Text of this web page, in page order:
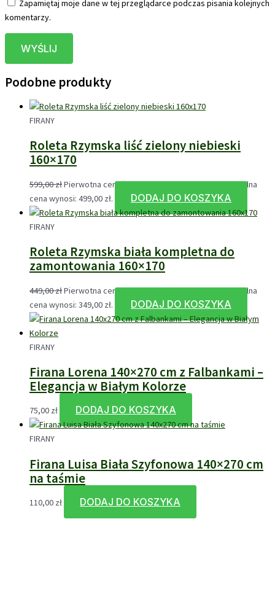
Zapamiętaj moje dane w tej przeglądarce podczas pisania kolejnych
komentarzy.
Podobne produkty
FIRANY
Roleta Rzymska liść zielony niebieski
160×170
599,00złPierwotna cena wynosiła: 599,00 zł.499,00złAktualna
cena wynosi: 499,00 zł.
DODAJ DO KOSZYKA
FIRANY
Roleta Rzymska biała kompletna do
zamontowania 160×170
449,00złPierwotna cena wynosiła: 449,00 zł.349,00złAktualna
cena wynosi: 349,00 zł.
DODAJ DO KOSZYKA
FIRANY
Firana Lorena 140×270 cm z Falbankami –
Elegancja w Białym Kolorze
75,00 zł DODAJ DO KOSZYKA
FIRANY
Firana Luisa Biała Szyfonowa 140×270 cm
na taśmie
110,00 zł DODAJ DO KOSZYKA